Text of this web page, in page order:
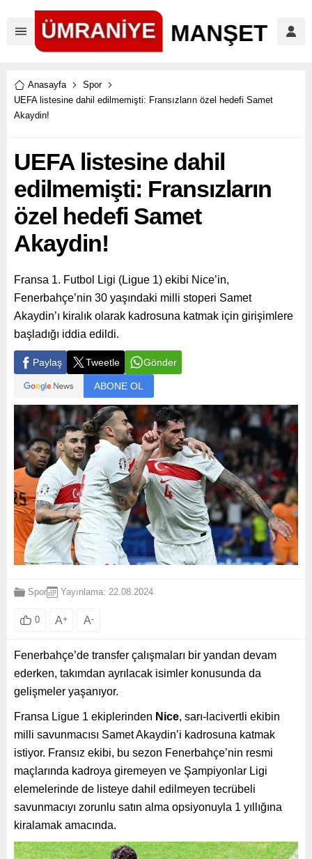
Anasayfa
Spor
UEFA listesine dahil edilmemişti: Fransızların özel hedefi Samet
Akaydin!
UEFA listesine dahil
edilmemişti: Fransızların
özel hedefi Samet
Akaydin!
Fransa 1. Futbol Ligi (Ligue 1) ekibi Nice’in,
Fenerbahçe’nin 30 yaşındaki milli stoperi Samet
Akaydin’ı kiralık olarak kadrosuna katmak için girişimlere
başladığı iddia edildi.
Paylaş Tweetle Gönder
ABONE OL
Spor Yayınlama: 22.08.2024
0 A+ A-
Fenerbahçe’de transfer çalışmaları bir yandan devam
ederken, takımdan ayrılacak isimler konusunda da
gelişmeler yaşanıyor.
Fransa Ligue 1 ekiplerinden Nice, sarı-lacivertli ekibin
milli savunmacısı Samet Akaydin’i kadrosuna katmak
istiyor. Fransız ekibi, bu sezon Fenerbahçe’nin resmi
maçlarında kadroya giremeyen ve Şampiyonlar Ligi
elemelerinde de listeye dahil edilmeyen tecrübeli
savunmacıyı zorunlu satın alma opsiyonuyla 1 yıllığına
kiralamak amacında.